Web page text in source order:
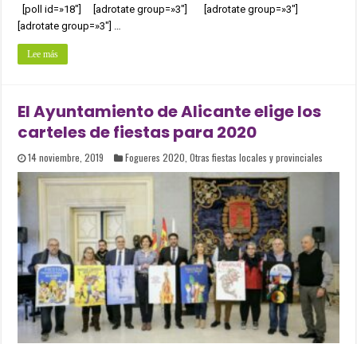
[poll id=»18″] [adrotate group=»3″] [adrotate group=»3″]
[adrotate group=»3″] …
Lee más
El Ayuntamiento de Alicante elige los
carteles de fiestas para 2020
14 noviembre, 2019 Fogueres 2020 ,Otras fiestas locales y provinciales